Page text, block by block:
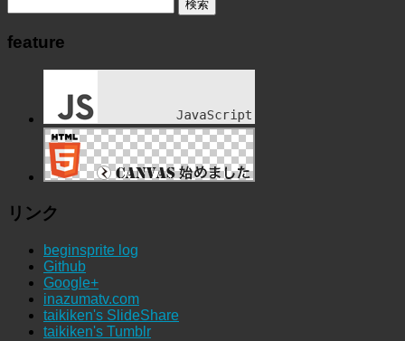
feature
リンク
beginsprite log
Github
Google+
inazumatv.com
taikiken's SlideShare
taikiken's Tumblr